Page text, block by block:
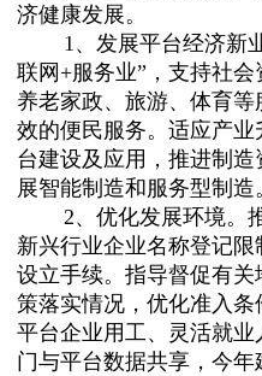
济健康发展。
1、发展平台经济新
联网+服务业”，支持社会
养老家政、旅游、体育
效的便民服务。适应产
台建设及应用，推进制
展智能制造和服务型制造
2、优化发展环境。
新兴行业企业名称登记
设立手续。指导督促有
策落实情况，优化准入
平台企业用工、灵活就
门与平台数据共享，今